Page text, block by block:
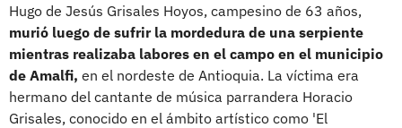
Hugo de Jesús Grisales Hoyos, campesino de 63 años,
murió luego de sufrir la mordedura de una serpiente
mientras realizaba labores en el campo en el municipio
de Amalfi, en el nordeste de Antioquia. La víctima era
hermano del cantante de música parrandera Horacio
Grisales, conocido en el ámbito artístico como 'El